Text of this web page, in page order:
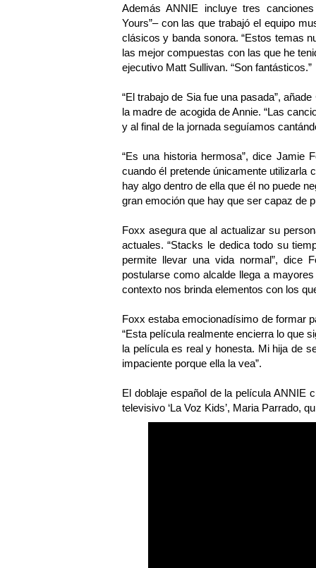
Además ANNIE incluye tres
Yours”– con las que trabajó el equipo
clásicos y banda sonora. “Estos temas
las mejor compuestas con las que he
ejecutivo Matt Sullivan. “Son fantásticos.”
“El trabajo de Sia fue una pasada”,
la madre de acogida de Annie. “Las
y al final de la jornada seguíamos
“Es una historia hermosa”, dice Jamie
cuando él pretende únicamente utilizarla
hay algo dentro de ella que él no puede
gran emoción que hay que ser capaz de
Foxx asegura que al actualizar su
actuales. “Stacks le dedica todo su
permite llevar una vida normal”, dice
postularse como alcalde llega a
contexto nos brinda elementos con los
Foxx estaba emocionadísimo de formar
“Esta película realmente encierra lo que
la película es real y honesta. Mi hija de
impaciente porque ella la vea”.
El doblaje español de la película ANNIE
televisivo ‘La Voz Kids’, Maria Parrado,